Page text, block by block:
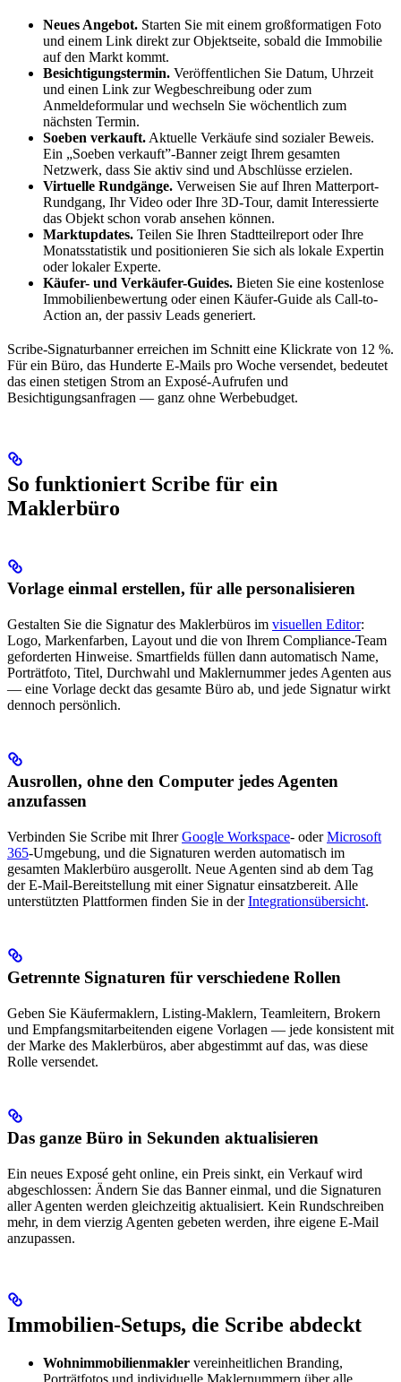
Neues Angebot. Starten Sie mit einem großformatigen Foto
und einem Link direkt zur Objektseite, sobald die Immobilie
auf den Markt kommt.
Besichtigungstermin. Veröffentlichen Sie Datum, Uhrzeit
und einen Link zur Wegbeschreibung oder zum
Anmeldeformular und wechseln Sie wöchentlich zum
nächsten Termin.
Soeben verkauft.Aktuelle Verkäufe sind sozialer Beweis.
Ein „Soeben verkauft”-Banner zeigt Ihrem gesamten
Netzwerk, dass Sie aktiv sind und Abschlüsse erzielen.
Virtuelle Rundgänge. Verweisen Sie auf Ihren Matterport-
Rundgang, Ihr Video oder Ihre 3D-Tour, damit Interessierte
das Objekt schon vorab ansehen können.
Marktupdates. Teilen Sie Ihren Stadtteilreport oder Ihre
Monatsstatistik und positionieren Sie sich als lokale Expertin
oder lokaler Experte.
Käufer- und Verkäufer-Guides. Bieten Sie eine kostenlose
Immobilienbewertung oder einen Käufer-Guide als Call-to-
Action an, der passiv Leads generiert.
Scribe-Signaturbanner erreichen im Schnitt eine Klickrate von 12 %.
Für ein Büro, das Hunderte E-Mails pro Woche versendet, bedeutet
das einen stetigen Strom an Exposé-Aufrufen und
Besichtigungsanfragen — ganz ohne Werbebudget.
So funktioniert Scribe für ein
Maklerbüro
Vorlage einmal erstellen, für alle personalisieren
Gestalten Sie die Signatur des Maklerbüros im visuellen Editor:
Logo, Markenfarben, Layout und die von Ihrem Compliance-Team
geforderten Hinweise. Smartfields füllen dann automatisch Name,
Porträtfoto, Titel, Durchwahl und Maklernummer jedes Agenten aus
— eine Vorlage deckt das gesamte Büro ab, und jede Signatur wirkt
dennoch persönlich.
Ausrollen, ohne den Computer jedes Agenten
anzufassen
Verbinden Sie Scribe mit IhrerGoogle Workspace- oderMicrosoft
365-Umgebung, und die Signaturen werden automatisch im
gesamten Maklerbüro ausgerollt. Neue Agenten sind ab dem Tag
der E-Mail-Bereitstellung mit einer Signatur einsatzbereit. Alle
unterstützten Plattformen finden Sie in derIntegrationsübersicht.
Getrennte Signaturen für verschiedene Rollen
Geben Sie Käufermaklern, Listing-Maklern, Teamleitern, Brokern
und Empfangsmitarbeitenden eigene Vorlagen — jede konsistent mit
der Marke des Maklerbüros, aber abgestimmt auf das, was diese
Rolle versendet.
Das ganze Büro in Sekunden aktualisieren
Ein neues Exposé geht online, ein Preis sinkt, ein Verkauf wird
abgeschlossen: Ändern Sie das Banner einmal, und die Signaturen
aller Agenten werden gleichzeitig aktualisiert. Kein Rundschreiben
mehr, in dem vierzig Agenten gebeten werden, ihre eigene E-Mail
anzupassen.
Immobilien-Setups, die Scribe abdeckt
Wohnimmobilienmakler vereinheitlichen Branding,